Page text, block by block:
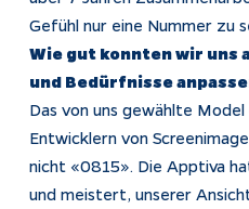
Gefühl nur eine Nummer zu
Wie gut konnten wir uns
und Bedürfnisse
Das von uns gewählte
Entwicklern von
nicht «0815». Die Apptiva
und meistert, unserer